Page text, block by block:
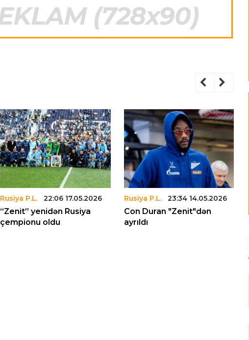
Rusiya P.L. 22:06 17.05.2026
“Zenit” yenidən Rusiya
çempionu oldu
Rusiya P.L. 23:34 14.05.2026
Con Duran "Zenit"dən
ayrıldı